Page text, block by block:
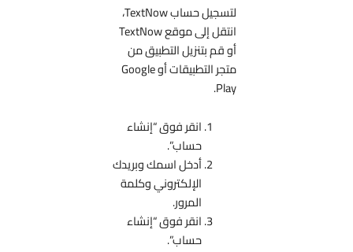
لتسجيل حساب TextNow،
انتقل إلى موقع TextNow
أو قم بتنزيل التطبيق من
متجر التطبيقات أو Google
Play.
انقر فوق “إنشاء
حساب”.
أدخل اسمك وبريدك
الإلكتروني وكلمة
المرور.
انقر فوق “إنشاء
حساب”.